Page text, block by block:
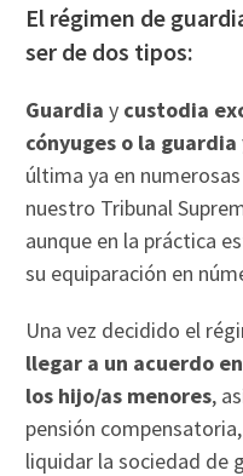
El régimen de
ser de dos tipos:
Guardia y custodia
cónyuges o la
última ya en
nuestro Tribunal
aunque en la práctica
su equiparación en
Una vez decidido el
llegar a un acuerdo
los hijo/as menores,
pensión
liquidar la sociedad de